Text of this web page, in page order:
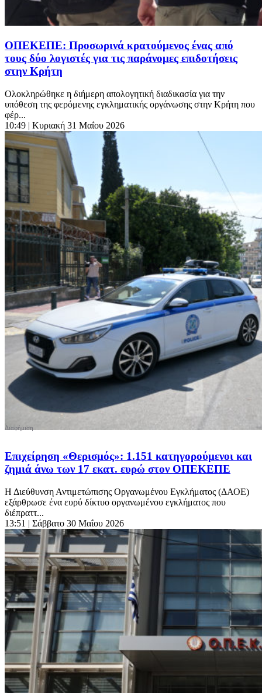
ΟΠΕΚΕΠΕ: Προσωρινά κρατούμενος ένας από
τους δύο λογιστές για τις παράνομες επιδοτήσεις
στην Κρήτη
Ολοκληρώθηκε η διήμερη απολογητική διαδικασία για την
υπόθεση της φερόμενης εγκληματικής οργάνωσης στην Κρήτη που
φέρ...
10:49 | Κυριακή 31 Μαΐου 2026
Επιχείρηση «Θερισμός»: 1.151 κατηγορούμενοι και
ζημιά άνω των 17 εκατ. ευρώ στον ΟΠΕΚΕΠΕ
Η Διεύθυνση Αντιμετώπισης Οργανωμένου Εγκλήματος (ΔΑΟΕ)
εξάρθρωσε ένα ευρύ δίκτυο οργανωμένου εγκλήματος που
διέπραττ...
13:51 | Σάββατο 30 Μαΐου 2026